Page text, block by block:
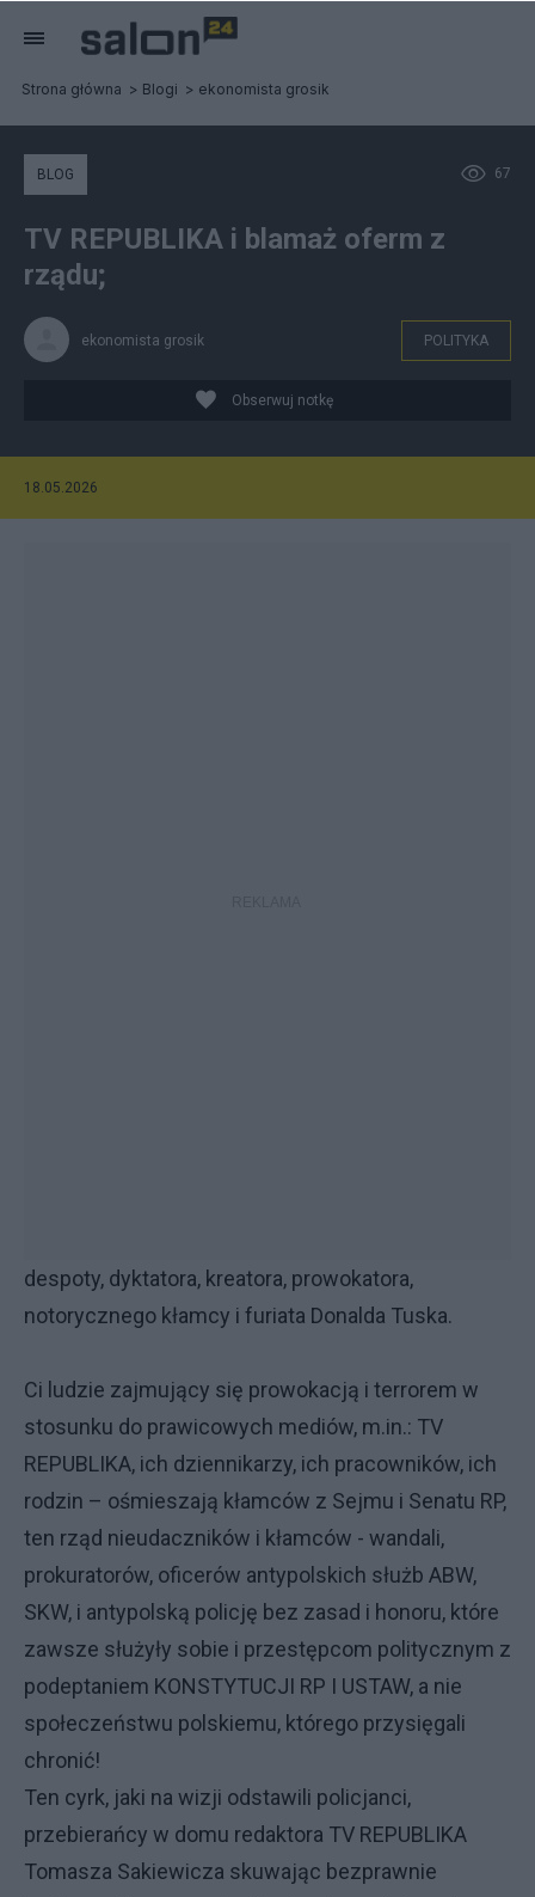
Strona główna Blogi ekonomista grosik
67
BLOG
TV REPUBLIKA i blamaż oferm z
rządu;
ekonomista grosik POLITYKA
Obserwuj notkę
18.05.2026
despoty, dyktatora, kreatora, prowokatora,
notorycznego kłamcy i furiata Donalda Tuska.
Ci ludzie zajmujący się prowokacją i terrorem w
stosunku do prawicowych mediów, m.in.: TV
REPUBLIKA, ich dziennikarzy, ich pracowników, ich
rodzin – ośmieszają kłamców z Sejmu i Senatu RP,
ten rząd nieudaczników i kłamców - wandali,
prokuratorów, oficerów antypolskich służb ABW,
SKW, i antypolską policję bez zasad i honoru, które
zawsze służyły sobie i przestępcom politycznym z
podeptaniem KONSTYTUCJI RP I USTAW, a nie
społeczeństwu polskiemu, którego przysięgali
chronić!
Ten cyrk, jaki na wizji odstawili policjanci,
przebierańcy w domu redaktora TV REPUBLIKA
Tomasza Sakiewicza skuwając bezprawnie